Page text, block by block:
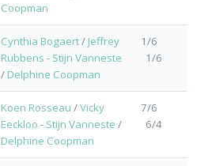
Coopman
Cynthia Bogaert/ Jeffrey
Rubbens - Stijn Vanneste
/ Delphine Coopman
1/6
1/6
Koen Rosseau /Vicky
Eeckloo - Stijn Vanneste /
Delphine Coopman
7/6
6/4